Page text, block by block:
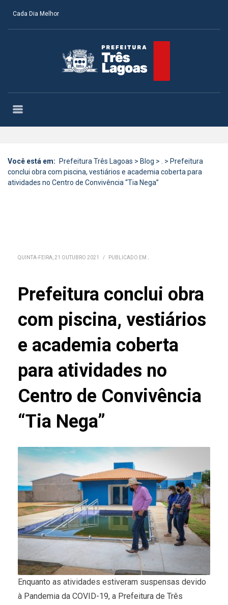
Cada Dia Melhor
Você está em: Prefeitura Três Lagoas > Blog > . > Prefeitura
conclui obra com piscina, vestiários e academia coberta para
atividades no Centro de Convivência “Tia Nega”
QUINTA-FEIRA, 21 OUTUBRO 2021 / PUBLICADO EM .
Prefeitura conclui obra
com piscina, vestiários
e academia coberta
para atividades no
Centro de Convivência
“Tia Nega”
Enquanto as atividades estiveram suspensas devido
à Pandemia da COVID-19, a Prefeitura de Três